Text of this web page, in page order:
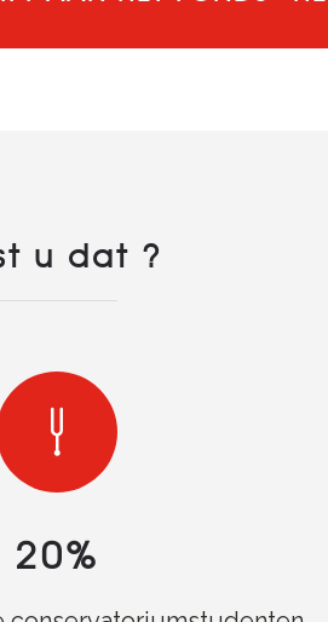
u dat ?
20%